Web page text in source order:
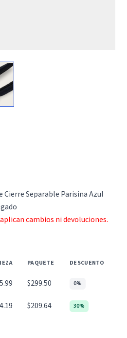
larger image
Cierre Separable Parisina Azul
cambios ni devoluciones.
PAQUETE DESCUENTO
$299.50 0%
$209.64 30%